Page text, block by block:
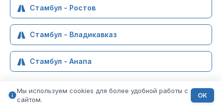
Стамбул - Ростов
Стамбул - Владикавказ
Стамбул - Анапа
Мы используем cookies для более удобной работы с
сайтом.
ОК